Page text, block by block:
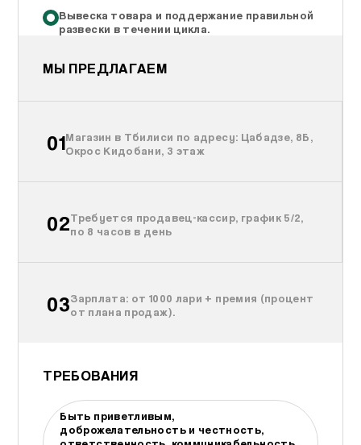
Вывеска товара и поддержание правильной
развески в течении цикла.
МЫ ПРЕДЛАГАЕМ
01Магазин в Тбилиси по адресу: Цабадзе, 8Б,
Окрос Кидобани, 3 этаж
02Требуется продавец-кассир, график 5/2,
по 8 часов в день
03Зарплата: от 1000 лари + пpемия (пpoцент
от плaнa продaж).
ТРЕБОВАНИЯ
Быть приветливым,
доброжелательность и честность,